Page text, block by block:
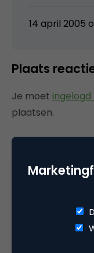
14 april 2005
Plaats
Je moet ingelogd
plaatsen.